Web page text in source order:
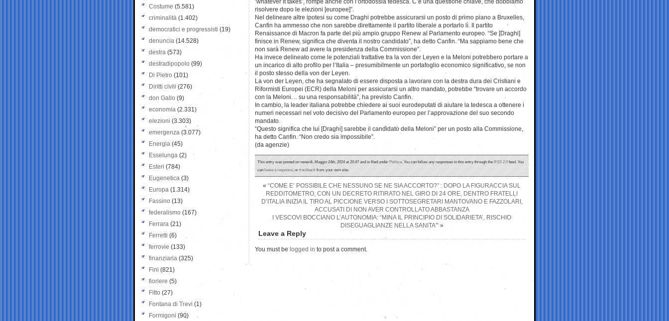
‘whatever it takes’, rompe anche con l’ortodossia tedesca. C’è una questione chiave, che dobbiamo
risolvere dopo le elezioni [europee]”.
Nel delineare altre ipotesi su come Draghi potrebbe assicurarsi un posto di primo piano a Bruxelles,
Canfin ha ammesso che non sarebbe direttamente il partito liberale a portarlo lì. Il partito
Renaissance di Macron fa parte del più ampio gruppo Renew al Parlamento europeo. “Se [Draghi]
finisce in Renew, significa che diventa il nostro candidato”, ha detto Canfin. “Ma sappiamo bene che
non sarà Renew ad avere la presidenza della Commissione”.
Ha invece delineato come le potenziali trattative tra la von der Leyen e la Meloni potrebbero portare a
un incarico di alto profilo per l’Italia – presumibilmente un portafoglio economico significativo, se non
il posto stesso della von der Leyen.
La von der Leyen, che ha segnalato di essere disposta a lavorare con la destra dura dei Cristiani e
Riformisti Europei (ECR) della Meloni per assicurarsi un altro mandato, potrebbe “trovare un accordo
con la Meloni… su una responsabilità”, ha previsto Canfin.
In cambio, la leader italiana potrebbe chiedere ai suoi eurodeputati di aiutare la tedesca a ottenere i
numeri necessari nel voto decisivo del Parlamento europeo per l’approvazione del suo secondo
mandato.
“Questo significa che lui [Draghi] sarebbe il candidato della Meloni” per un posto alla Commissione,
ha detto Canfin. “Non credo sia impossibile”.
(da agenzie)
This entry was posted on venerdì, Maggio 24th, 2024 at 20:47 and is filed underPolitica. You can follow any responses to this entry through theRSS 2.0feed. You
canleave a response, ortrackbackfrom your own site.
« “COME E’ POSSIBILE CHE NESSUNO SE NE SIA ACCORTO?” : DOPO LA FIGURACCIA SUL
REDDITOMETRO, CON UN DECRETO RITIRATO NEL GIRO DI 24 ORE, DENTRO FRATELLI
D’ITALIA INIZIA IL TIRO AL PICCIONE VERSO I SOTTOSEGRETARI MANTOVANO E FAZZOLARI,
ACCUSATI DI NON AVER CONTROLLATO ABBASTANZA
I VESCOVI BOCCIANO L’AUTONOMIA: “MINA IL PRINCIPIO DI SOLIDARIETA’, RISCHIO
DISEGUAGLIANZE NELLA SANITA'”»
Leave a Reply
You must be logged in to post a comment.
Costume (5.581)
criminalità (1.402)
democratici e progressisti (19)
denuncia (14.528)
destra (573)
destradipopolo (99)
Di Pietro (101)
Diritti civili (276)
don Gallo (9)
economia (2.331)
elezioni (3.303)
emergenza (3.077)
Energia (45)
Esselunga (2)
Esteri (784)
Eugenetica (3)
Europa (1.314)
Fassino (13)
federalismo (167)
Ferrara (21)
Ferretti (6)
ferrovie (133)
finanziaria (325)
Fini (821)
fioriere (5)
Fitto (27)
Fontana di Trevi (1)
Formigoni (90)